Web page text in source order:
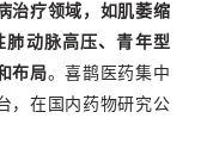
治疗领域，如肌萎缩
动脉高压、青年型
布局。喜鹊医药集中
，在国内药物研究公